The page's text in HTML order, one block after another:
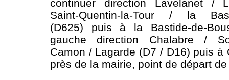
continuer direction Lavelanet /
Saint-Quentin-la-Tour / la
(D625) puis à la Bastide-de-
gauche direction Chalabre /
Camon / Lagarde (D7 / D16) puis à
près de la mairie, point de départ